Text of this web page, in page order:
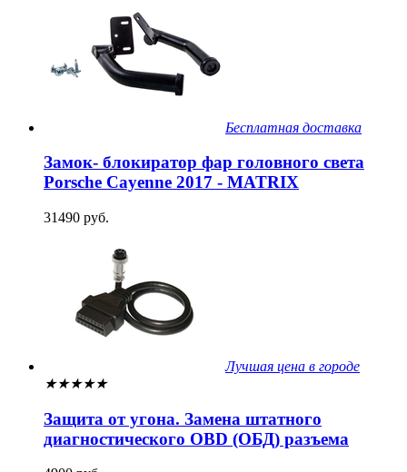
Бесплатная доставка
Замок- блокиратор фар головного света
Porsche Cayenne 2017 - MATRIX
31490 руб.
Лучшая цена в городе
★★★★★
Защита от угона. Замена штатного
диагностического OBD (ОБД) разъема